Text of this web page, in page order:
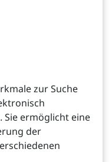
zur Suche
ermöglicht eine
der